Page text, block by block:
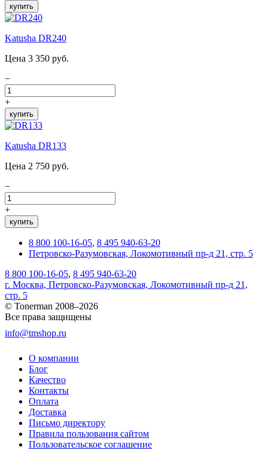
купить
Katusha DR240
Цена 3 350 руб.
−
+
купить
Katusha DR133
Цена 2 750 руб.
−
+
купить
8 800 100-16-05, 8 495 940-63-20
Петровско-Разумовская, Локомотивный пр-д 21, стр. 5
8 800 100-16-05, 8 495 940-63-20
г. Москва, Петровско-Разумовская, Локомотивный пр-д 21,
стр. 5
© Tonerman 2008–2026
Все права защищены
info@tmshop.ru
О компании
Блог
Качество
Контакты
Оплата
Доставка
Письмо директору
Правила пользования сайтом
Пользовательское соглашение